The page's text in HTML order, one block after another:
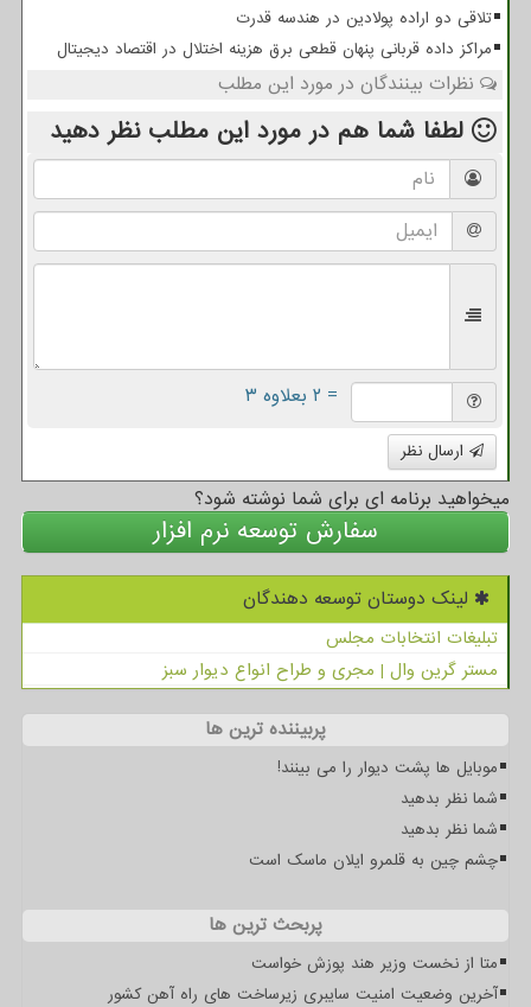
تلاقی دو اراده پولادین در هندسه قدرت
مراکز داده قربانی پنهان قطعی برق هزینه اختلال در اقتصاد دیجیتال
نظرات بینندگان در مورد این مطلب
لطفا شما هم در مورد این مطلب نظر دهید
= ۲ بعلاوه ۳
ارسال نظر
میخواهید برنامه ای برای شما نوشته شود؟
سفارش توسعه نرم افزار
لینک دوستان توسعه دهندگان
تبلیغات انتخابات مجلس
مستر گرین وال | مجری و طراح انواع دیوار سبز
پربیننده ترین ها
موبایل ها پشت دیوار را می بینند!
شما نظر بدهید
شما نظر بدهید
چشم چین به قلمرو ایلان ماسک است
پربحث ترین ها
متا از نخست وزیر هند پوزش خواست
آخرین وضعیت امنیت سایبری زیرساخت های راه آهن کشور